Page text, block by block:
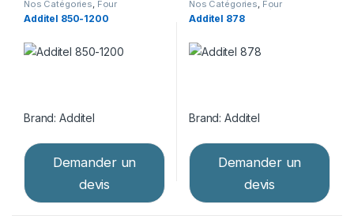
Nos Catégories Four
d'étalonnage Matériel
d’étalonnage
Additel 850-1200
Brand:Additel
Demander un
devis
Nos Catégories Four
d'étalonnage Matériel
d’étalonnage
Additel 878
Brand:Additel
Demander un
devis